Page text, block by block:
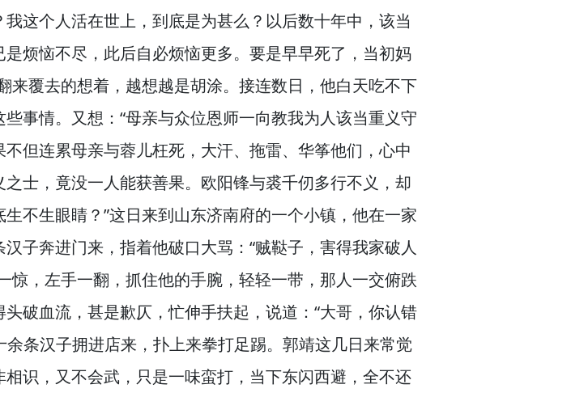
我这个人活在世上， 到底是为甚么？ 以后数十年中， 该当
是烦恼不尽， 此后自必烦恼更多。 要是早早死了， 当初妈
来覆去的想着， 越想越是胡涂。 接连数日， 他白天吃不下
事情。 又想：“母亲与众位恩师一向教我为人该当重义守
不但连累母亲与蓉儿枉死， 大汗、拖雷、华筝他们，心中
士， 竟没一人能获善果。 欧阳锋与裘千仞多行不义， 却
不生眼睛？”这日来到山东济南府的一个小镇， 他在一家
子奔进门来， 指着他破口大骂：“贼鞑子， 害得我家破人
惊， 左手一翻， 抓住他的手腕， 轻轻一带， 那人一交俯跌
破血流， 甚是歉仄，忙伸手扶起， 说道：“大哥， 你认错
条汉子拥进店来， 扑上来拳打足踢。 郭靖这几日来常觉
识， 又不会武， 只是一味蛮打， 当下东闪西避， 全不还